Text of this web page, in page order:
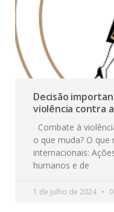
Decisão
violência contra
Combate à
o que muda? O
internacionais:
humanos e de
1 de julho de 2024